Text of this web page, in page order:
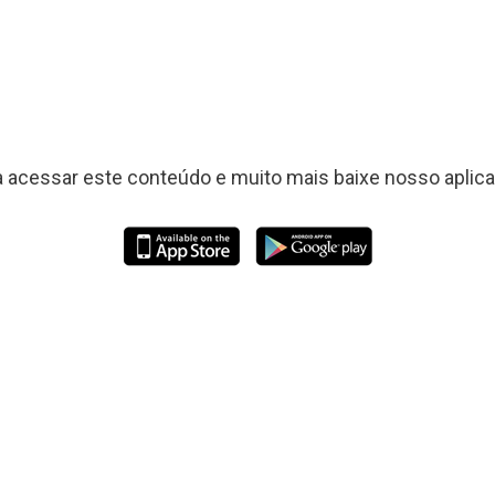
acessar este conteúdo e muito mais baixe nosso